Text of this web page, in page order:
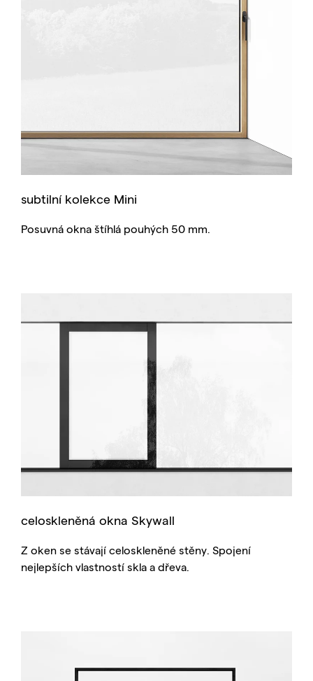
subtilní kolekce Mini
Posuvná okna štíhlá pouhých 50 mm.
celoskleněná okna Skywall
Z oken se stávají celoskleněné stěny. Spojení
nejlepších vlastností skla a dřeva.